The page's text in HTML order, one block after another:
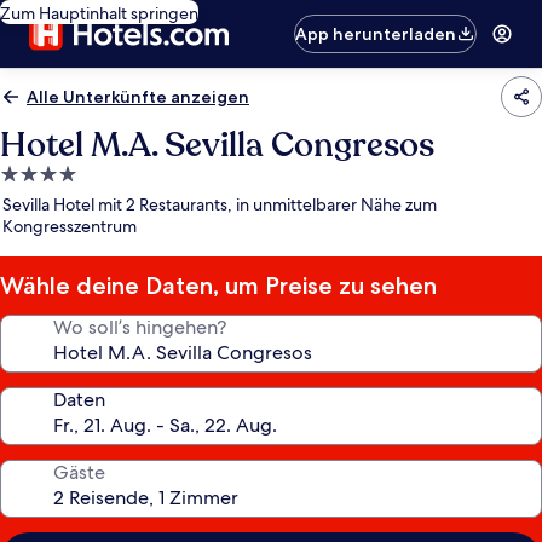
Zum Hauptinhalt springen
App herunterladen
Alle Unterkünfte anzeigen
Hotel M.A. Sevilla Congresos
4.0-
Sterne-
Unterkunft
Sevilla Hotel mit 2 Restaurants, in unmittelbarer Nähe zum
Kongresszentrum
Wähle deine Daten, um Preise zu sehen
Wo soll’s hingehen?
Daten
Gäste